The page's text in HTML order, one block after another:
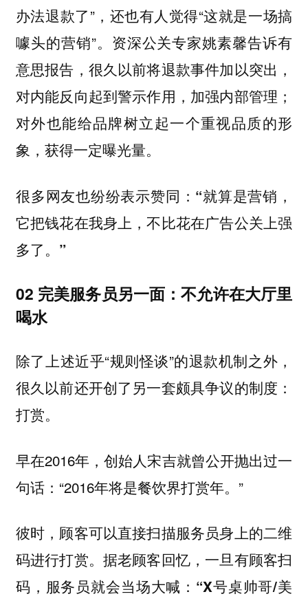
办法退款了”，还也有人觉得“这就是一场搞
噱头的营销”。资深公关专家姚素馨告诉有
意思报告，很久以前将退款事件加以突出，
对内能反向起到警示作用，加强内部管理；
对外也能给品牌树立起一个重视品质的形
象，获得一定曝光量。
很多网友也纷纷表示赞同： “就算是营销，
它把钱花在我身上，不比花在广告公关上强
多了。”
02 完美服务员另一面：不允许在大厅里
喝水
除了上述近乎“规则怪谈”的退款机制之外，
很久以前还开创了另一套颇具争议的制度：
打赏。
早在2016年，创始人宋吉就曾公开抛出过一
句话：“2016年将是餐饮界打赏年。”
彼时，顾客可以直接扫描服务员身上的二维
码进行打赏。据老顾客回忆，一旦有顾客扫
码，服务员就会当场大喊：“X号桌帅哥/美